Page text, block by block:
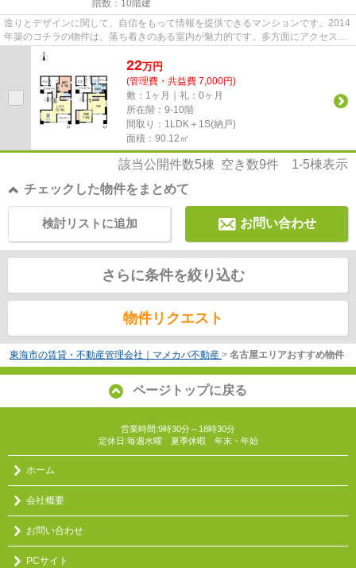
階数：10階建
造りとデザインに関して、自信をもって情報を提供できるマンションです。2014
年築のコチラの物件は、落ち着きのある室内が魅力的です。多方面にアクセス可
能な、2沿線利用できる物件で...
22万円
(管理費・共益費 7,000円)
敷：1ヶ月｜礼：0ヶ月
所在階：9-10階
間取り：1LDK＋1S(納戸)
面積：90.12㎡
該当公開件数5棟 空き数9件 1-5棟表示
チェックした物件をまとめて
お問い合わせ
検討リストに追加
さらに条件を絞り込む
物件リクエスト
東海市の賃貸・不動産管理会社｜マメカバ不動産 > 名古屋エリアおすすめ物件
ページトップに戻る
営業時間:9時30分～18時30分
定休日:毎週水曜 夏季休暇 年末・年始
ホーム
会社概要
お問い合わせ
PCサイト